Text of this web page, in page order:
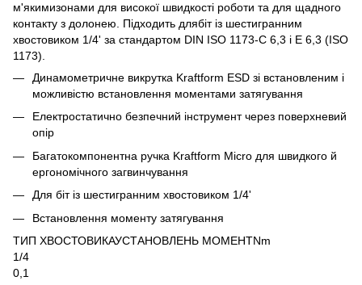
м'якимизонами для високої швидкості роботи та для щадного
контакту з долонею. Підходить длябіт із шестигранним
хвостовиком 1/4' за стандартом DIN ISO 1173-C 6,3 і E 6,3 (ISO
1173).
Динамометричне викрутка Kraftform ESD зі встановленим і
можливістю встановлення моментами затягування
Електростатично безпечний інструмент через поверхневий
опір
Багатокомпонентна ручка Kraftform Micro для швидкого й
ергономічного загвинчування
Для біт із шестигранним хвостовиком 1/4'
Встановлення моменту затягування
ТИП ХВОСТОВИКАУСТАНОВЛЕНЬ МОМЕНТNm
1/4
0,1